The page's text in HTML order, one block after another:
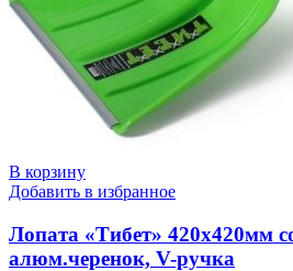
В корзину
Добавить в избранное
Лопата «Тибет» 420х420мм
алюм.черенок, V-ручка